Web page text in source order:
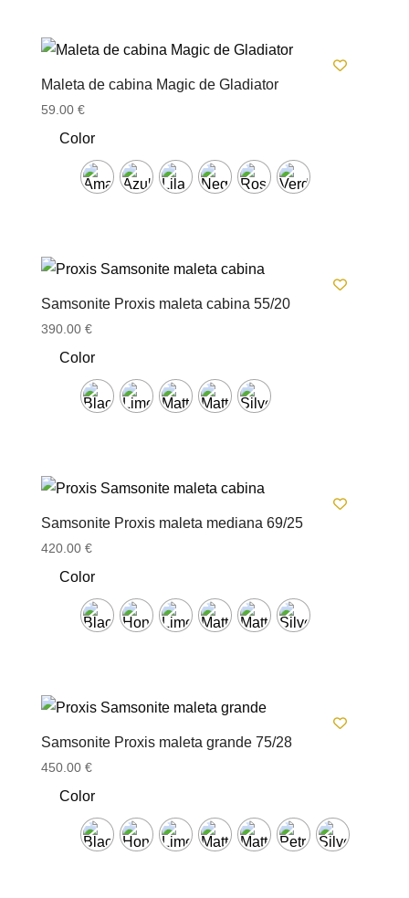
Maleta de cabina Magic de Gladiator
59.00 €
Color
Samsonite Proxis maleta cabina 55/20
390.00 €
Color
Samsonite Proxis maleta mediana 69/25
420.00 €
Color
Samsonite Proxis maleta grande 75/28
450.00 €
Color